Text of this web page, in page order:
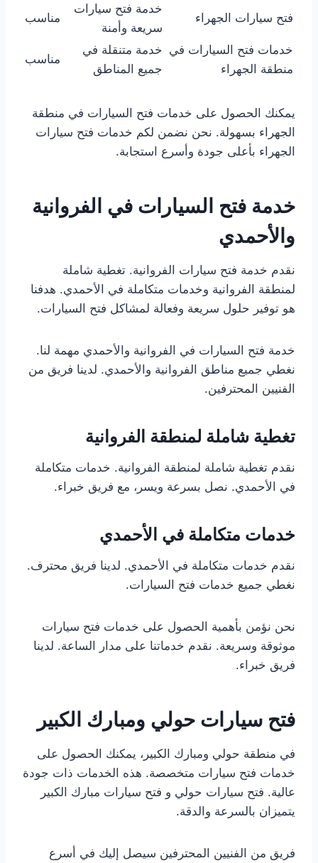
فتح سيارات الجهراء
خدمة فتح سيارات
سريعة وأمنة
مناسب
خدمات فتح السيارات في
منطقة الجهراء
خدمة متنقلة في
جميع المناطق
مناسب
يمكنك الحصول على خدمات فتح السيارات في منطقة
الجهراء بسهولة. نحن نضمن لكم خدمات فتح سيارات
الجهراء بأعلى جودة وأسرع استجابة.
خدمة فتح السيارات في الفروانية
والأحمدي
نقدم خدمة فتح سيارات الفروانية. تغطية شاملة
لمنطقة الفروانية وخدمات متكاملة في الأحمدي. هدفنا
هو توفير حلول سريعة وفعالة لمشاكل فتح السيارات.
خدمة فتح السيارات في الفروانية والأحمدي مهمة لنا.
نغطي جميع مناطق الفروانية والأحمدي. لدينا فريق من
الفنيين المحترفين.
تغطية شاملة لمنطقة الفروانية
نقدم تغطية شاملة لمنطقة الفروانية. خدمات متكاملة
في الأحمدي. نصل بسرعة ويسر، مع فريق خبراء.
خدمات متكاملة في الأحمدي
نقدم خدمات متكاملة في الأحمدي. لدينا فريق محترف.
نغطي جميع خدمات فتح السيارات.
نحن نؤمن بأهمية الحصول على خدمات فتح سيارات
موثوقة وسريعة. نقدم خدماتنا على مدار الساعة. لدينا
فريق خبراء.
فتح سيارات حولي ومبارك الكبير
في منطقة حولي ومبارك الكبير، يمكنك الحصول على
خدمات فتح سيارات متخصصة. هذه الخدمات ذات جودة
عالية. فتح سيارات حولي و فتح سيارات مبارك الكبير
يتميزان بالسرعة والدقة.
فريق من الفنيين المحترفين سيصل إليك في أسرع